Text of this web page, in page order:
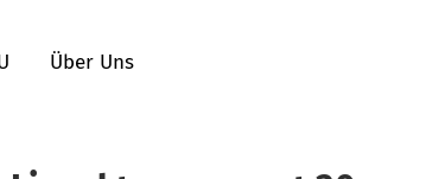
Über Uns